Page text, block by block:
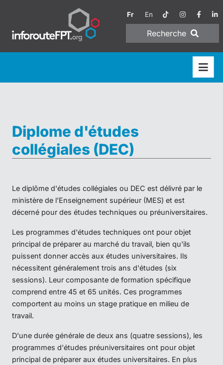
Fr En
Recherche
Diplome d'études
collégiales (DEC)
Le diplôme d'études collégiales ou DEC est délivré par le
ministère de l'Enseignement supérieur (MES) et est
décerné pour des études techniques ou préuniversitaires.
Les programmes d'études techniques ont pour objet
principal de préparer au marché du travail, bien qu'ils
puissent donner accès aux études universitaires. Ils
nécessitent généralement trois ans d'études (six
sessions). Leur composante de formation spécifique
comprend entre 45 et 65 unités. Ces programmes
comportent au moins un stage pratique en milieu de
travail.
D'une durée générale de deux ans (quatre sessions), les
programmes d'études préuniversitaires ont pour objet
principal de préparer aux études universitaires. En plus